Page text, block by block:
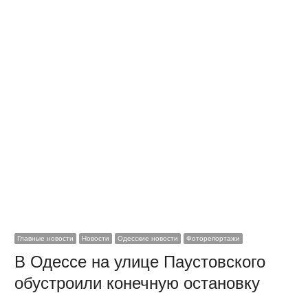
Главные новости Новости Одесские новости Фоторепортажи
В Одессе на улице Паустовского
обустроили конечную остановку